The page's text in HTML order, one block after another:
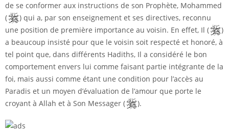
de se conformer aux instructions de son Prophète, Mohammed
(
) qui a, par son enseignement et ses directives, reconnu
une position de première importance au voisin. En effet, Il (
)
a beaucoup insisté pour que le voisin soit respecté et honoré, à
tel point que, dans différents Hadiths, Il a considéré le bon
comportement envers lui comme faisant partie intégrante de la
foi, mais aussi comme étant une condition pour l’accès au
Paradis et un moyen d’évaluation de l’amour que porte le
croyant à Allah et à Son Messager (
).